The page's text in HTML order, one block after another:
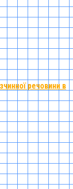
речовини в